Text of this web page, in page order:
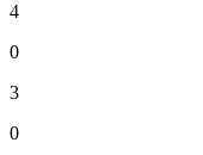
4
0
3
0